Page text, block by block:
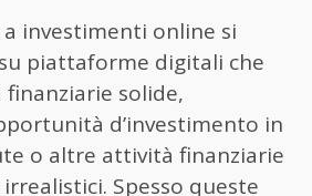
investimenti online si
piattaforme digitali che
solide,
d’investimento in
o altre attività finanziarie
Spesso queste